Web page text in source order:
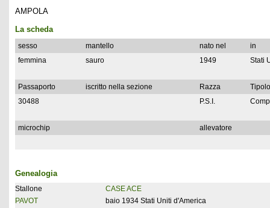
AMPOLA
La scheda
sesso mantello nato nel
in
femmina
sauro 1949 Stati
Passaporto iscritto nella sezione Razza
30488
P.S.I.
microchip allevatore
Genealogia
Stallone
PAVOT
CASE ACE
baio 1934 Stati Uniti d'America